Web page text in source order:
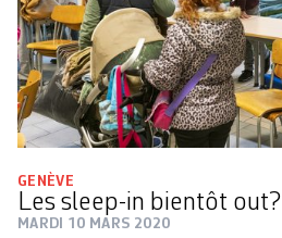
GENÈVE
Les sleep-in bientôt out?
MARDI 10 MARS 2020